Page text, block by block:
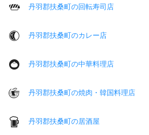
丹羽郡扶桑町の回転寿司店
丹羽郡扶桑町のカレー店
丹羽郡扶桑町の中華料理店
丹羽郡扶桑町の焼肉・韓国料理店
丹羽郡扶桑町の居酒屋